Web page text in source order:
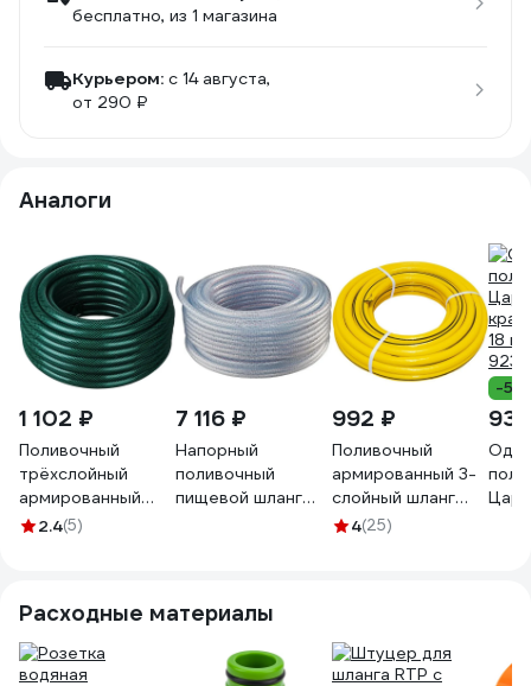
бесплатно, из 1 магазина
Курьером: c 14 августа,
от 290 ₽
Аналоги
1 102 ₽
Поливочный
трёхслойный
армированный
шланг ПВХ SVET
2.4(5)
7 116 ₽
Напорный
поливочный
пищевой шланг
992 ₽
Поливочный
армированный 3-
слойный шланг
USP желтый,
4(25)
-5%
Расходные материалы